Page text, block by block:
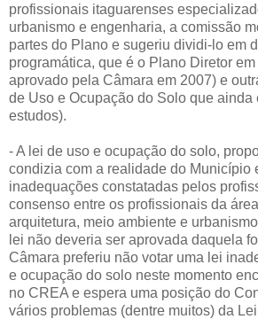
profissionais itaguarenses
urbanismo e engenharia, a comissão
partes do Plano e sugeriu dividi-lo em
programática, que é o Plano Diretor
aprovado pela Câmara em 2007) e
de Uso e Ocupação do Solo que ainda
estudos).
- A lei de uso e ocupação do solo,
condizia com a realidade do Município
inadequações constatadas pelos
consenso entre os profissionais da
arquitetura, meio ambiente e
lei não deveria ser aprovada daquela
Câmara preferiu não votar uma lei
e ocupação do solo neste momento
no CREA e espera uma posição do
vários problemas (dentre muitos) da